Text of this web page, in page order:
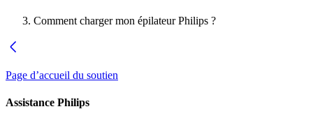
Comment charger mon épilateur Philips ?
Page d’accueil du soutien
Assistance Philips